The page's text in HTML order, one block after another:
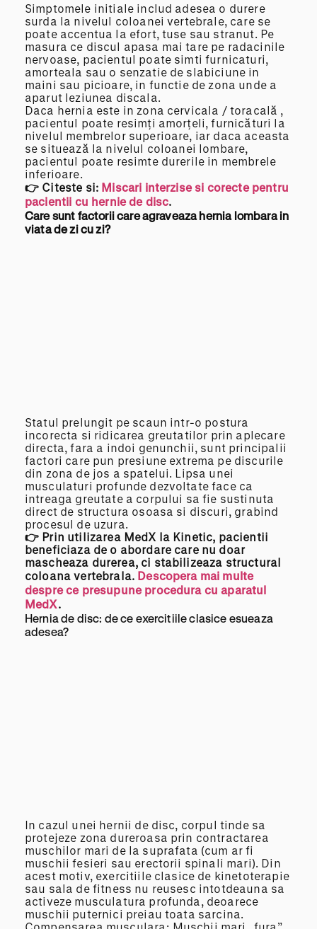
Simptomele initiale includ adesea o durere
surda la nivelul coloanei vertebrale, care se
poate accentua la efort, tuse sau stranut. Pe
masura ce discul apasa mai tare pe radacinile
nervoase, pacientul poate simti furnicaturi,
amorteala sau o senzatie de slabiciune in
maini sau picioare, in functie de zona unde a
aparut leziunea discala.
Daca hernia este in zona cervicala / toracală ,
pacientul poate resimți amorțeli, furnicături la
nivelul membrelor superioare, iar daca aceasta
se situează la nivelul coloanei lombare,
pacientul poate resimte durerile in membrele
inferioare.
👉 Citeste si: Miscari interzise si corecte pentru
pacientii cu hernie de disc.
Care sunt factorii care agraveaza hernia lombara in
viata de zi cu zi?
Statul prelungit pe scaun intr-o postura
incorecta si ridicarea greutatilor prin aplecare
directa, fara a indoi genunchii, sunt principalii
factori care pun presiune extrema pe discurile
din zona de jos a spatelui. Lipsa unei
musculaturi profunde dezvoltate face ca
intreaga greutate a corpului sa fie sustinuta
direct de structura osoasa si discuri, grabind
procesul de uzura.
👉 Prin utilizarea MedX la Kinetic, pacientii
beneficiazade o abordare care nu doar
mascheaza durerea, ci stabilizeaza structural
coloanavertebrala. Descopera mai multe
despre ce presupune procedura cu aparatul
MedX.
Hernia de disc: de ce exercitiile clasice esueaza
adesea?
In cazul unei hernii de disc, corpul tinde sa
protejeze zona dureroasa prin contractarea
muschilor mari de la suprafata (cum ar fi
muschii fesieri sau erectorii spinali mari). Din
acest motiv, exercitiile clasice de kinetoterapie
sau sala de fitness nu reusesc intotdeauna sa
activeze musculatura profunda, deoarece
muschii puternici preiau toata sarcina.